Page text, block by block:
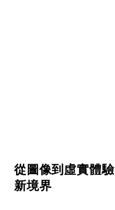
從圖像到虛實體
新境界